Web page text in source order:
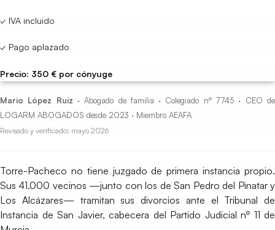
✓ IVA incluido
✓ Pago aplazado
Precio: 350 € por cónyuge
Mario López Ruiz · Abogado de familia · Colegiado nº 7745 · CEO de
LOGARM ABOGADOS desde 2023 · Miembro AEAFA
Revisado y verificado: mayo 2026
Torre-Pacheco no tiene juzgado de primera instancia propio.
Sus 41.000 vecinos —junto con los de San Pedro del Pinatar y
Los Alcázares— tramitan sus divorcios ante el Tribunal de
Instancia de San Javier, cabecera del Partido Judicial nº 11 de